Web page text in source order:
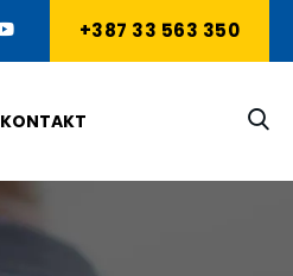
+387 33 563 350
KONTAKT